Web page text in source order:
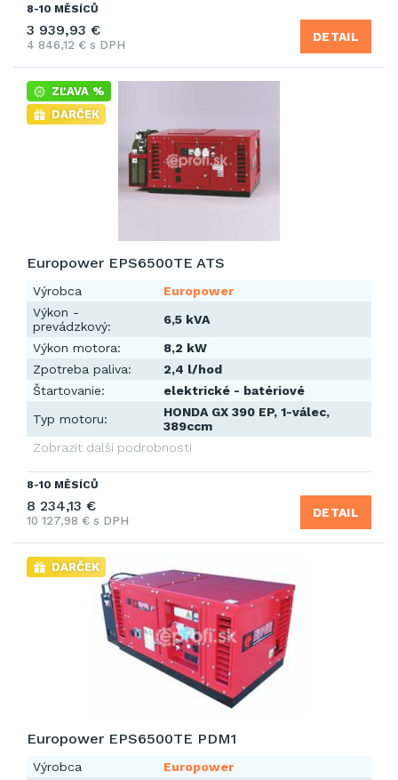
8-10 MĚSÍCŮ
3 939,93 €
4 846,12 € s DPH
DETAIL
ZĽAVA %
DARČEK
Europower EPS6500TE ATS
Výrobca
Europower
Výkon -
prevádzkový:
6,5 kVA
Výkon motora:
8,2 kW
Zpotreba paliva:
2,4 l/hod
Štartovanie:
elektrické - batériové
Typ motoru:
HONDA GX 390 EP, 1-válec,
389ccm
Zobrazit další podrobnosti
8-10 MĚSÍCŮ
8 234,13 €
10 127,98 € s DPH
DETAIL
DARČEK
Europower EPS6500TE PDM1
Výrobca
Europower